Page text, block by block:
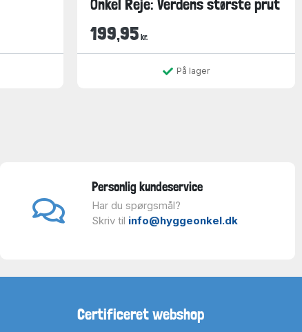
Onkel Reje: Verdens største prut
199,95 kr.
På lager
Personlig kundeservice
Har du spørgsmål?
Skriv til info@hyggeonkel.dk
Certificeret webshop